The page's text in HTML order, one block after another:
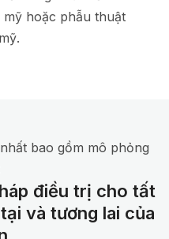
hoặc phẫu thuật
bao gồm mô phỏng
điều trị cho tất
và tương lai của